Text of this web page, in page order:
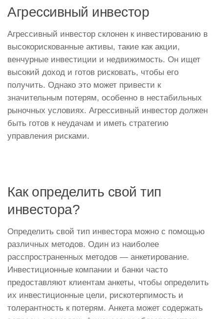
Агрессивный инвестор
Агрессивный инвестор склонен к инвестированию в
высокорискованные активы, такие как акции,
венчурные инвестиции и недвижимость. Он ищет
высокий доход и готов рисковать, чтобы его
получить. Однако это может привести к
значительным потерям, особенно в нестабильных
рыночных условиях. Агрессивный инвестор должен
быть готов к неудачам и иметь стратегию
управления рисками.
Как определить свой тип
инвестора?
Определить свой тип инвестора можно с помощью
различных методов. Один из наиболее
расспространенных методов — анкетирование.
Инвестиционные компании и банки часто
предоставляют клиентам анкеты, чтобы определить
их инвестиционные цели, рискотерпимость и
толерантность к потерям. Анкета может содержать